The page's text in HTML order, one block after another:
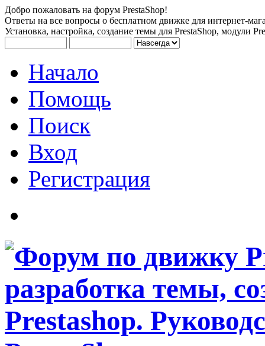
Добро пожаловать на форум PrestaShop!
Ответы на все вопросы о бесплатном движке для интернет-
Установка, настройка, создание темы для PrestaShop, модули
Начало
Помощь
Поиск
Вход
Регистрация